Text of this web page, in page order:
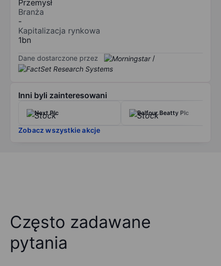
Przemysł
Branża
-
Kapitalizacja rynkowa
1bn
Dane dostarczone przez /
Inni byli zainteresowani
Next Plc Balfour Beatty Plc
Zobacz wszystkie akcje
Często zadawane
pytania